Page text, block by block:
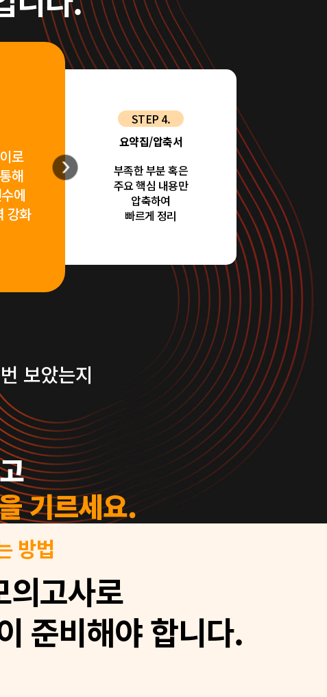
로
해
에
강화
STEP 4.
요약집/압축서
부족한 부분 혹은
주요 핵심 내용만
압축하여
빠르게 정리
보았는지
기르세요.
방법
의고사로
준비해야 합니다.